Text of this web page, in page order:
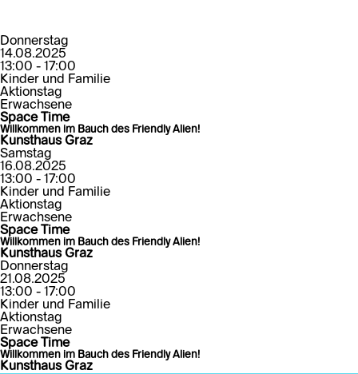
Donnerstag
14.08.2025
13:00 - 17:00
Kinder und Familie
Aktionstag
Erwachsene
Space Time
Willkommen im Bauch des Friendly Alien!
Kunsthaus Graz
Samstag
16.08.2025
13:00 - 17:00
Kinder und Familie
Aktionstag
Erwachsene
Space Time
Willkommen im Bauch des Friendly Alien!
Kunsthaus Graz
Donnerstag
21.08.2025
13:00 - 17:00
Kinder und Familie
Aktionstag
Erwachsene
Space Time
Willkommen im Bauch des Friendly Alien!
Kunsthaus Graz